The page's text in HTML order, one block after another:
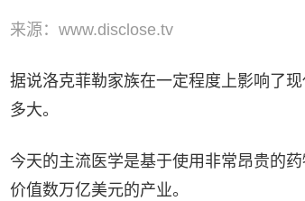
来源：www.disclose.tv
据说洛克菲勒家族在一定程度上影响了
多大。
今天的主流医学是基于使用非常昂贵的
价值数万亿美元的产业。